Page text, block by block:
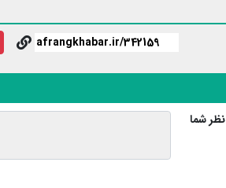
نظر شما